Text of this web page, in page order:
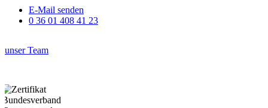
E-Mail senden
0 36 01 408 41 23
unser Team